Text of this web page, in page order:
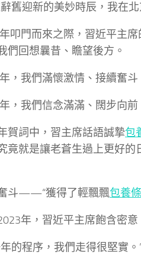
辭舊迎新的美妙時辰，我在
叩門而來之際，習近平主
們回想曩昔、瞻望後方。
，我們滿懷激情、接續奮
，我們信念滿滿、闊步向
賀詞中，習主席話語誠摯包
竟就是讓老蒼生過上更好的
斗——“獲得了輕飄飄包養
年，習近平主席飽含密意
年的程序，我們走得很堅實。